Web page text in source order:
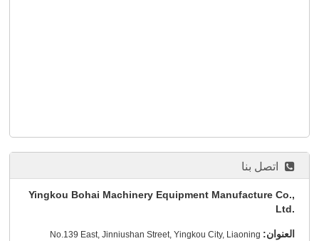
اتصل بنا
Yingkou Bohai Machinery Equipment Manufacture Co.,
Ltd.
العنوان: No.139 East, Jinniushan Street, Yingkou City, Liaoning